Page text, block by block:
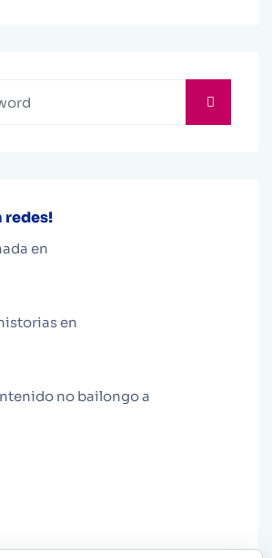
redes!
en
en
no bailongo a